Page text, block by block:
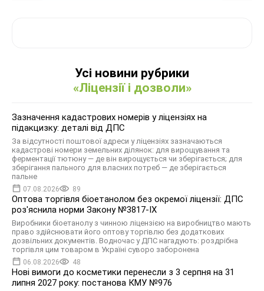
Усі новини рубрики
«Ліцензії і дозволи»
Зазначення кадастрових номерів у ліцензіях на
підакцизку: деталі від ДПС
За відсутності поштової адреси у ліцензіях зазначаються
кадастрові номери земельних ділянок: для вирощування та
ферментації тютюну — де він вирощується чи зберігається; для
зберігання пального для власних потреб — де зберігається
пальне
07.08.2026 89
Оптова торгівля біоетанолом без окремої ліцензії: ДПС
роз'яснила норми Закону №3817-IX
Виробники біоетанолу з чинною ліцензією на виробництво мають
право здійснювати його оптову торгівлю без додаткових
дозвільних документів. Водночас у ДПС нагадують: роздрібна
торгівля цим товаром в Україні суворо заборонена
06.08.2026 48
Нові вимоги до косметики перенесли з 3 серпня на 31
липня 2027 року: постанова КМУ №976